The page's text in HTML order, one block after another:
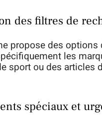
des filtres de
propose des
les
sport ou des articles
spéciaux et